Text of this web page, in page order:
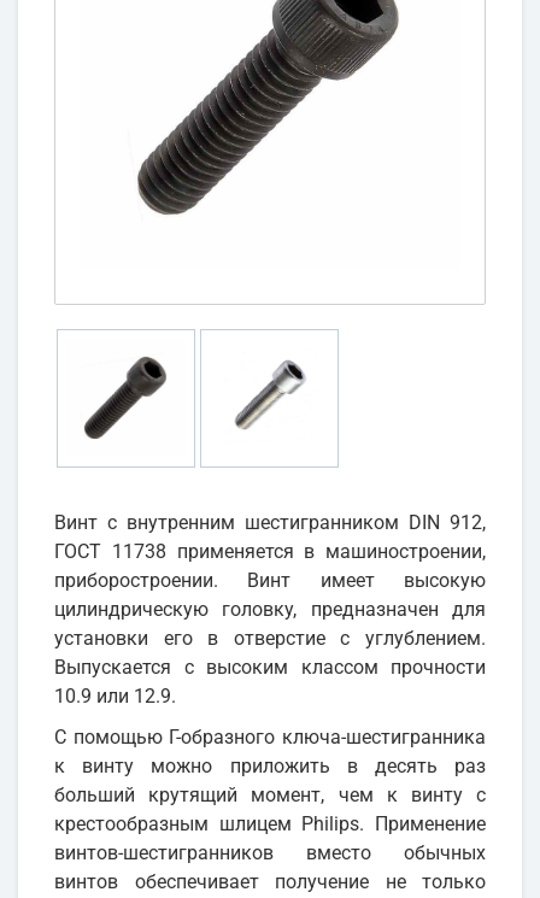
Винт с внутренним шестигранником DIN 912,
ГОСТ 11738 применяется в машиностроении,
приборостроении. Винт имеет высокую
цилиндрическую головку, предназначен для
установки его в отверстие с углублением.
Выпускается с высоким классом прочности
10.9 или 12.9.
С помощью Г-образного ключа-шестигранника
к винту можно приложить в десять раз
больший крутящий момент, чем к винту с
крестообразным шлицем Philips. Применение
винтов-шестигранников вместо обычных
винтов обеспечивает получение не только